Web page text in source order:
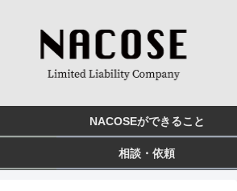
NACOSEができること
相談・依頼